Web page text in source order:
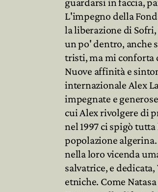
L'impegno della
la liberazione di
un po' dentro, anche
tristi, ma mi conforta
Nuove affinità e
internazionale Alex
impegnate e
cui Alex rivolgere di
nel 1997 ci spigò
popolazione
nella loro vicenda
salvatrice, e
etniche. Come